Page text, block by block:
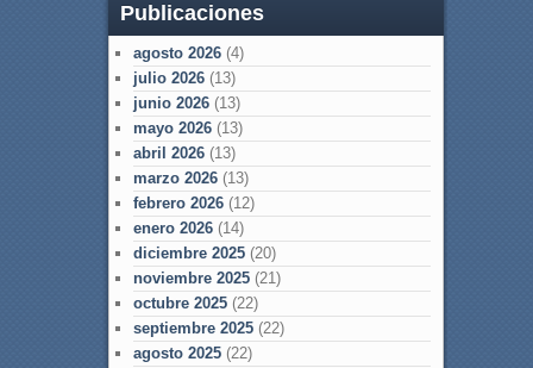
Publicaciones
agosto 2026(4)
julio 2026(13)
junio 2026(13)
mayo 2026(13)
abril 2026(13)
marzo 2026(13)
febrero 2026(12)
enero 2026(14)
diciembre 2025(20)
noviembre 2025(21)
octubre 2025(22)
septiembre 2025(22)
agosto 2025(22)